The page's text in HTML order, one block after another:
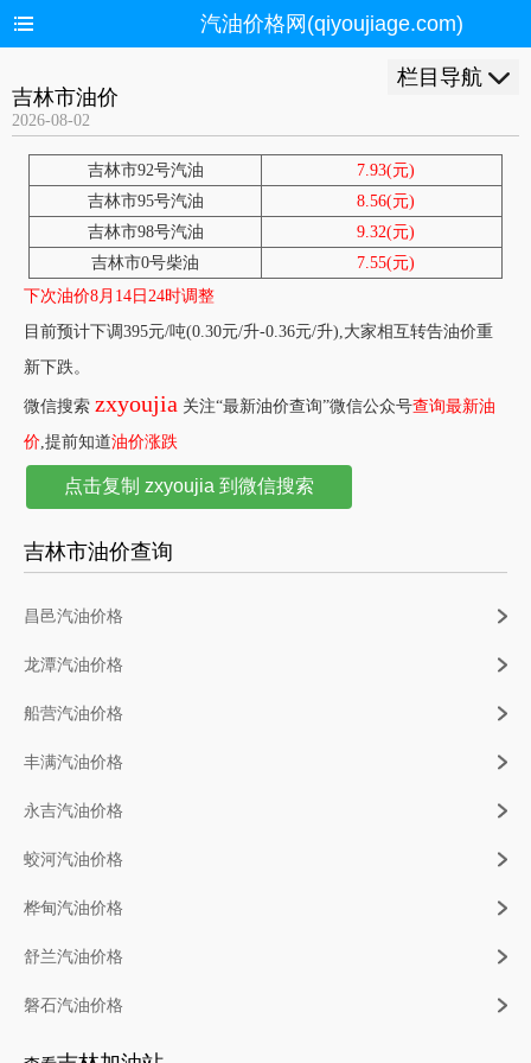
汽油价格网(qiyoujiage.com)
栏目导航
吉林市油价
2026-08-02
吉林市92号汽油
7.93(元)
吉林市95号汽油
8.56(元)
吉林市98号汽油
9.32(元)
吉林市0号柴油
7.55(元)
下次油价8月14日24时调整
目前预计下调395元/吨(0.30元/升-0.36元/升),大家相互转告油价重
新下跌。
微信搜索 zxyoujia 关注“最新油价查询”微信公众号查询最新油
价,提前知道油价涨跌
点击复制 zxyoujia 到微信搜索
吉林市油价查询
昌邑汽油价格
龙潭汽油价格
船营汽油价格
丰满汽油价格
永吉汽油价格
蛟河汽油价格
桦甸汽油价格
舒兰汽油价格
磐石汽油价格